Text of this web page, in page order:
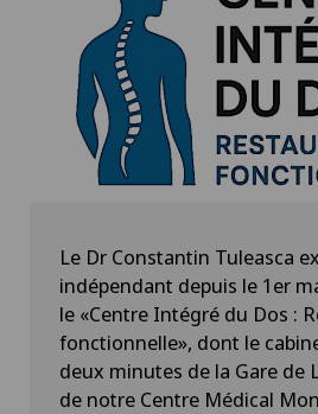
Le Dr Constantin Tuleasca
indépendant depuis le 1er
le «Centre Intégré du Dos :
fonctionnelle», dont le
deux minutes de la Gare de
de notre Centre Médical